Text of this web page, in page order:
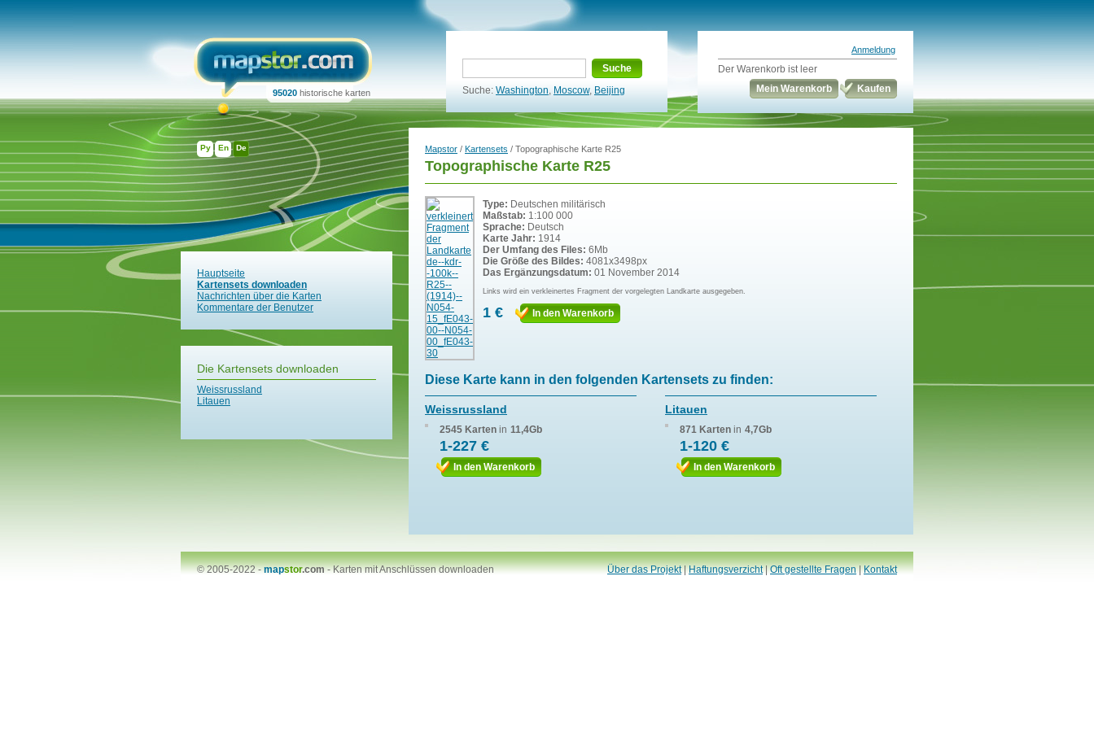
Ру En De
95020 historische karten
Suche
Suche: Washington, Moscow, Beijing
Anmeldung
Der Warenkorb ist leer
Mein Warenkorb
Kaufen
Hauptseite
Kartensets downloaden
Nachrichten über die Karten
Kommentare der Benutzer
Die Kartensets downloaden
Weissrussland
Litauen
Mapstor / Kartensets / Topographische Karte R25
Topographische Karte R25
Type: Deutschen militärisch
Maßstab: 1:100 000
Sprache: Deutsch
Karte Jahr: 1914
Der Umfang des Files: 6Mb
Die Größe des Bildes: 4081x3498px
Das Ergänzungsdatum: 01 November 2014
Links wird ein verkleinertes Fragment der vorgelegten Landkarte ausgegeben.
1 € In den Warenkorb
Diese Karte kann in den folgenden Kartensets zu finden:
Weissrussland
2545 Karten in 11,4Gb
1-227 €
In den Warenkorb
Litauen
871 Karten in 4,7Gb
1-120 €
In den Warenkorb
© 2005-2022 -mapstor.com-Karten mit Anschlüssen downloaden Über das Projekt|Haftungsverzicht|Oft gestellte Fragen|Kontakt